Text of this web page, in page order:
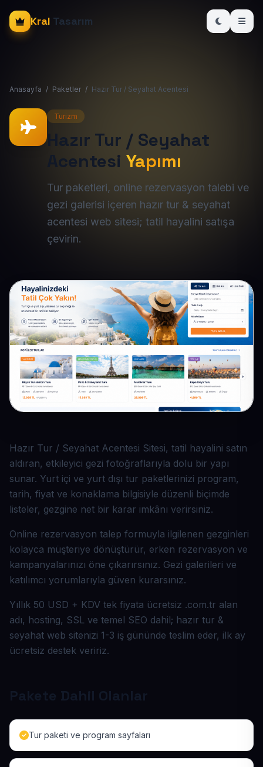
Kral Tasarım
Anasayfa / Paketler / Hazır Tur / Seyahat Acentesi
Turizm
Hazır Tur / Seyahat
Acentesi Yapımı
Tur paketleri, online rezervasyon talebi ve
gezi galerisi içeren hazır tur & seyahat
acentesi web sitesi; tatil hayalini satışa
çevirin.
Hazır Tur / Seyahat Acentesi Sitesi, tatil hayalini satın
aldıran, etkileyici gezi fotoğraflarıyla dolu bir yapı
sunar. Yurt içi ve yurt dışı tur paketlerinizi program,
tarih, fiyat ve konaklama bilgisiyle düzenli biçimde
listeler, gezgine net bir karar imkânı verirsiniz.
Online rezervasyon talep formuyla ilgilenen gezginleri
kolayca müşteriye dönüştürür, erken rezervasyon ve
kampanyalarınızı öne çıkarırsınız. Gezi galerileri ve
katılımcı yorumlarıyla güven kurarsınız.
Yıllık 50 USD + KDV tek fiyata ücretsiz .com.tr alan
adı, hosting, SSL ve temel SEO dahil; hazır tur &
seyahat web sitenizi 1-3 iş gününde teslim eder, ilk ay
ücretsiz destek veririz.
Pakete Dahil Olanlar
Tur paketi ve program sayfaları